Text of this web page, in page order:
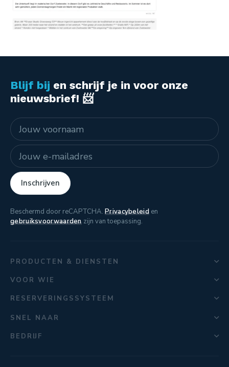
Blijf bij en schrijf je in voor onze
nieuwsbrief! 📨
Naam
E-mailadres
Inschrijven
Beschermd door reCAPTCHA. Privacybeleiden
gebruiksvoorwaardenzijn van toepassing.
PRODUCTEN & DIENSTEN
VOOR WIE
RESERVERINGSSYSTEEM
SNEL NAAR
BEDRIJF